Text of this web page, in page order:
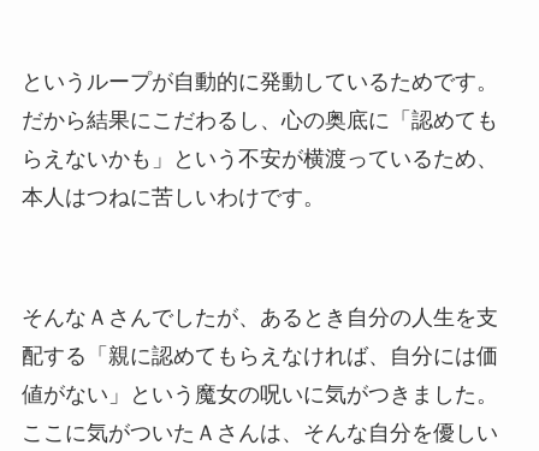
というループが自動的に発動しているためです。
だから結果にこだわるし、心の奥底に「認めても
らえないかも」という不安が横渡っているため、
本人はつねに苦しいわけです。
そんなＡさんでしたが、あるとき自分の人生を支
配する「親に認めてもらえなければ、自分には価
値がない」という魔女の呪いに気がつきました。
ここに気がついたＡさんは、そんな自分を優しい